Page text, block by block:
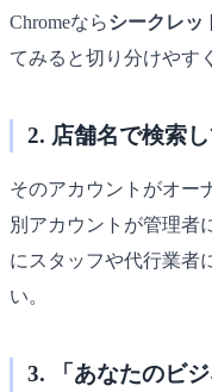
Chromeならシークレッ
てみると切り分けやす
2. 店舗名で検索
そのアカウントがオー
別アカウントが管理者
にスタッフや代行業者
い。
3. 「あなたのビ